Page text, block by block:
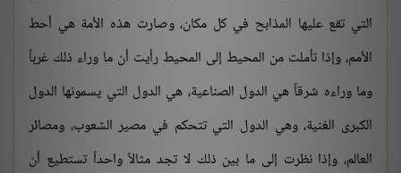
التي تقع عليها المذابح في كل مكان، وصارت هذه الأمة هي أحط
الأمم، وإذا تأملت من المحيط إلى المحيط رأيت أن ما وراء ذلك غرباً
وما وراءه شرقاً هي الدول الصناعية، هي الدول التي يسمونها الدول
الكبرى الغنية، وهي الدول التي تتحكم في مصير الشعوب، ومصائر
العالم، وإذا نظرت إلى ما بين ذلك لا تجد مثالاً واحداً تستطيع أن